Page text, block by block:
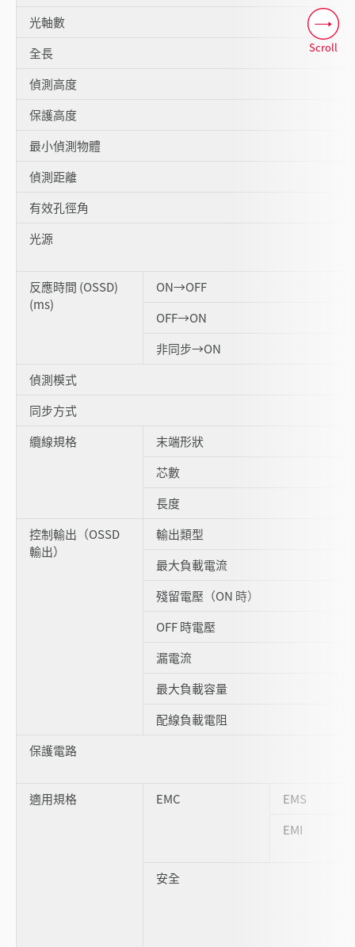
光軸數
全長
偵測高度
保護高度
最小偵測物體
偵測距離
有效孔徑角
光源
反應時間 (OSSD)
(ms)
ON→OFF
OFF→ON
非同步→ON
偵測模式
同步方式
纜線規格
末端形狀
芯數
長度
控制輸出（OSSD
輸出）
輸出類型
最大負載電流
殘留電壓（ON 時）
OFF 時電壓
漏電流
最大負載容量
配線負載電阻
保護電路
適用規格 EMC
EMS
EMI
安全
Scroll